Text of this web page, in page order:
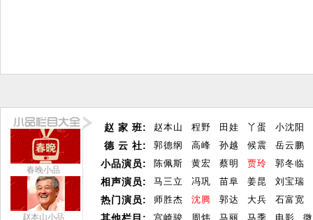
春晚小品
赵本山小品
赵 家 班:
德 云 社:
小品演员:
相声演员:
热门演员:
赵本山 程野 田娃 丫蛋
小沈阳
郭德纲
高峰 孙越 候震
岳云鹏
陈佩斯
黄宏 蔡明 贾玲
郭冬临
马三立
冯巩 苗阜 姜昆
刘宝瑞
师胜杰
沈腾 郭达 大兵
石富宽
宫崎骏
周炜 马丽 马季 电影